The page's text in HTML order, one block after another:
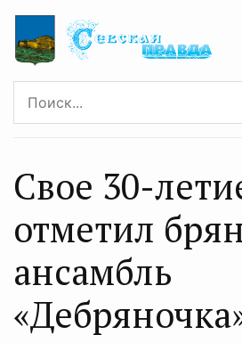
Свое 30-
отметил
ансамбль